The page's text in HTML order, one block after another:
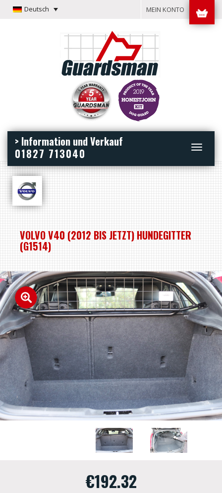
Deutsch MEIN KONTO
Toggle
> Information und Verkauf
01827 713040
VOLVO V40 (2012 BIS JETZT) HUNDEGITTER
(G1514)
€192.32